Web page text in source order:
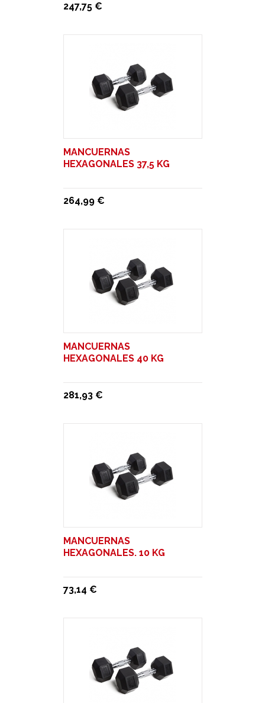
247,75 €
MANCUERNAS
HEXAGONALES 37,5 KG
264,99 €
MANCUERNAS
HEXAGONALES 40 KG
281,93 €
MANCUERNAS
HEXAGONALES. 10 KG
73,14 €